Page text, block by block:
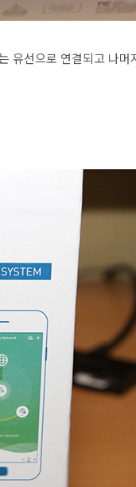
유선으로 연결되고 나